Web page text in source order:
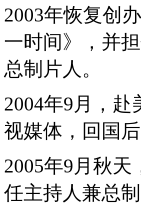
2003年恢复创
一时间》，并
总制片人。
2004年9月，
视媒体，回国
2005年9月秋
任主持人兼总